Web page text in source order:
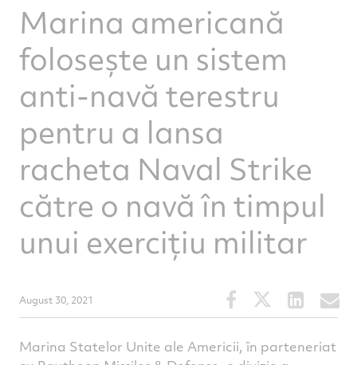
Marina americană
folosește un sistem
anti-navă terestru
pentru a lansa
racheta Naval Strike
către o navă în timpul
unui exercițiu militar
August 30, 2021
Share
this
on
Share
this
on
Share
this
on
Marina Statelor Unite ale Americii, în parteneriat